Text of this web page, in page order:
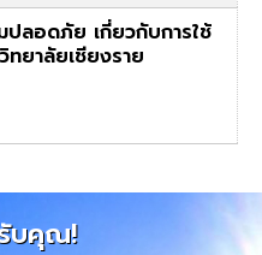
ปลอดภัย เกี่ยวกับการใช้
ยาลัยเชียงราย
บคุณ!